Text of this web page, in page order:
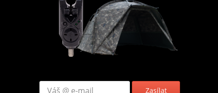
Zasílat